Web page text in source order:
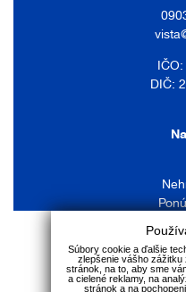
DIČ:
Súbory cookie a ďalšie
zlepšenie vášho zážitku
stránok, na to, aby sme
a cielené reklamy, na
stránok a na